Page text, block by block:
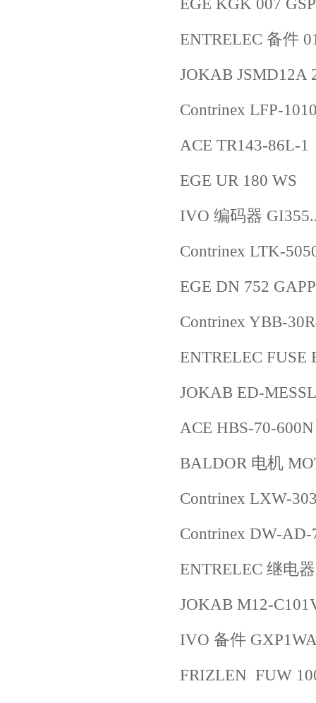
EGE KGK 007 GSP
ENTRELEC 备件
JOKAB JSMD12A
Contrinex LFP-
ACE TR143-86L-1
EGE UR 180 WS
IVO 编码器
Contrinex LTK-
EGE DN 752
Contrinex YBB-
ENTRELEC FUSE
JOKAB ED-
ACE HBS-70-600N
BALDOR 电机
Contrinex LXW-
Contrinex DW-
ENTRELEC 继电
JOKAB M12-
IVO 备件
FRIZLEN FUW